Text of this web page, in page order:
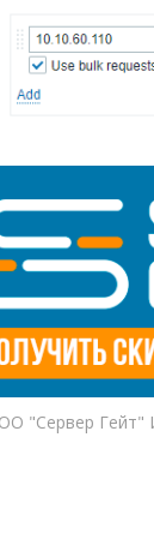
"Сервер Гейт"